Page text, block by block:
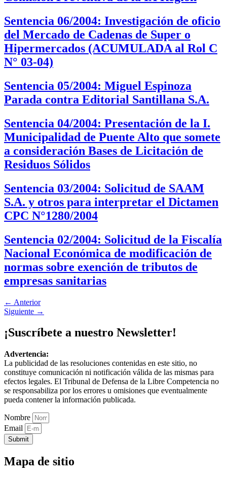
Sentencia 06/2004: Investigación de oficio
del Mercado de Cadenas de Super o
Hipermercados (ACUMULADA al Rol C
N° 03-04)
Sentencia 05/2004: Miguel Espinoza
Parada contra Editorial Santillana S.A.
Sentencia 04/2004: Presentación de la I.
Municipalidad de Puente Alto que somete
a consideración Bases de Licitación de
Residuos Sólidos
Sentencia 03/2004: Solicitud de SAAM
S.A. y otros para interpretar el Dictamen
CPC N°1280/2004
Sentencia 02/2004: Solicitud de la Fiscalía
Nacional Económica de modificación de
normas sobre exención de tributos de
empresas sanitarias
← Anterior
Siguiente →
¡Suscríbete a nuestro Newsletter!
Advertencia:
La publicidad de las resoluciones contenidas en este sitio, no
constituye comunicación ni notificación válida de las mismas para
efectos legales. El Tribunal de Defensa de la Libre Competencia no
se responsabiliza por los errores u omisiones que eventualmente
pueda contener la información publicada.
Nombre
Email
Submit
Mapa de sitio